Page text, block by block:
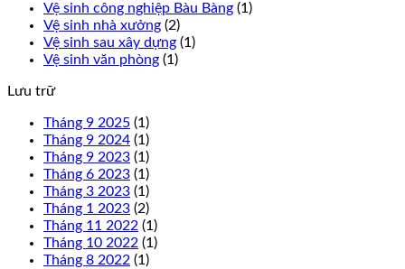
Vệ sinh công nghiệp Bàu Bàng (1)
Vệ sinh nhà xưởng (2)
Vệ sinh sau xây dựng (1)
Vệ sinh văn phòng (1)
Lưu trữ
Tháng 9 2025 (1)
Tháng 9 2024 (1)
Tháng 9 2023 (1)
Tháng 6 2023 (1)
Tháng 3 2023 (1)
Tháng 1 2023 (2)
Tháng 11 2022 (1)
Tháng 10 2022 (1)
Tháng 8 2022 (1)